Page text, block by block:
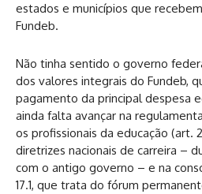
estados e municípios que
Fundeb.
Não tinha sentido o governo
dos valores integrais do Fundeb,
pagamento da principal despesa
ainda falta avançar na
os profissionais da educação (art.
diretrizes nacionais de carreira –
com o antigo governo – e na
17.1, que trata do fórum